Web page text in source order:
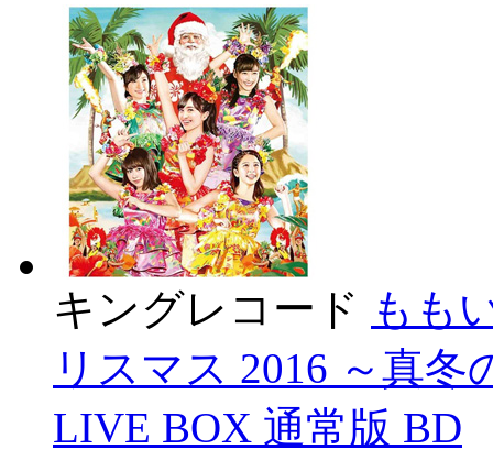
キングレコード もも
リスマス 2016 ～真
LIVE BOX 通常版 BD